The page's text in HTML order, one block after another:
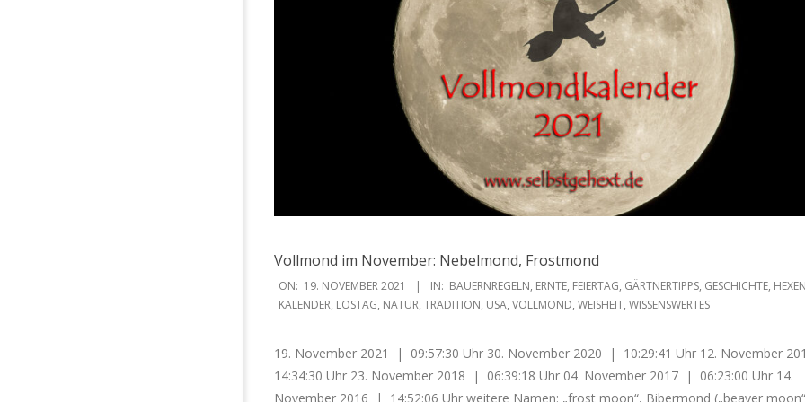
Vollmond im November: Nebelmond, Frostmond
2021-
11-
ON: 19. NOVEMBER 2021 IN: BAUERNREGELN, ERNTE, FEIERTAG, GÄRTNERTIPPS, GESCHICHTE,
KALENDER, LOSTAG, NATUR, TRADITION, USA, VOLLMOND, WEISHEIT, WISSENSWERTES
19. November 2021 | 09:57:30 Uhr 30. November 2020 | 10:29:41 Uhr 12. November
14:34:30 Uhr 23. November 2018 | 06:39:18 Uhr 04. November 2017 | 06:23:00 Uhr 14.
November 2016 | 14:52:06 Uhr weitere Namen: „frost moon“, Bibermond („beaver